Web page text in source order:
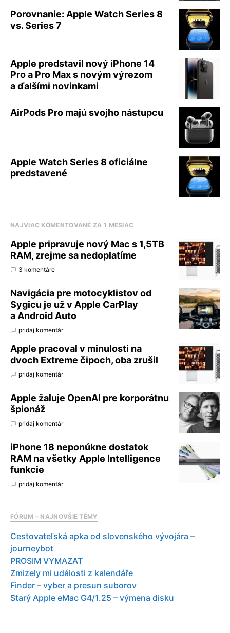
Porovnanie: Apple Watch Series 8
vs. Series 7
Apple predstavil nový iPhone 14
Pro a Pro Max s novým výrezom
a ďalšími novinkami
AirPods Pro majú svojho nástupcu
Apple Watch Series 8 oficiálne
predstavené
NAJVIAC KOMENTOVANÉ ZA 1 MESIAC
Apple pripravuje nový Mac s 1,5TB
RAM, zrejme sa nedoplatíme
3 komentáre
Navigácia pre motocyklistov od
Sygicu je už v Apple CarPlay
a Android Auto
pridaj komentár
Apple pracoval v minulosti na
dvoch Extreme čipoch, oba zrušil
pridaj komentár
Apple žaluje OpenAI pre korporátnu
špionáž
pridaj komentár
iPhone 18 neponúkne dostatok
RAM na všetky Apple Intelligence
funkcie
pridaj komentár
FÓRUM – NAJNOVŠIE TÉMY
Cestovateľská apka od slovenského vývojára –
journeybot
PROSIM VYMAZAT
Zmizely mi události z kalendáře
Finder – vyber a presun suborov
Starý Apple eMac G4/1.25 – výmena disku